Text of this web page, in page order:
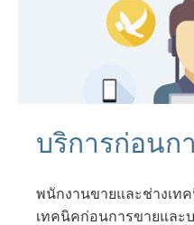
บริการก่อนก
พนักงานขายและช่างเท
เทคนิคก่อนการขายและ